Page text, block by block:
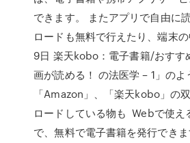
できます。 またアプリで自由に
ロードも無料で行えたり、端末
9日 楽天kobo：電子書籍/おすす
画が読める！ の法医学 – 1」のよ
「Amazon」、「楽天kobo」の
ロードしている物も Webで使え
で、無料で電子書籍を発行できま